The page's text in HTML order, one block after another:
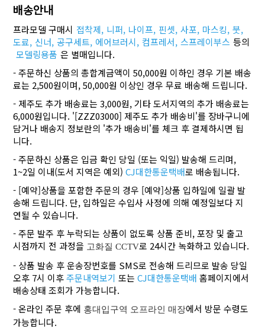
배송안내
프라모델 구매시 접착제, 니퍼, 나이프, 핀셋, 사포, 마스킹, 붓,
도료, 신너, 공구세트, 에어브러시, 컴프레서, 스프레이부스 등의
모델링용품 은 별매입니다.
- 주문하신 상품의 총합계금액이 50,000원 이하인 경우 기본 배송
료는 2,500원이며, 50,000원 이상인 경우 무료 배송해 드립니다.
- 제주도 추가 배송료는 3,000원, 기타 도서지역의 추가 배송료는
6,000원입니다. '[ZZZ03000] 제주도 추가 배송비'를 장바구니에
담거나 배송지 정보란의 '추가 배송비'를 체크 후 결제하시면 됩
니다.
- 주문하신 상품은 입금 확인 당일 (또는 익일) 발송해 드리며,
1~2일 이내(도서 지역은 예외)CJ대한통운택배로 배송됩니다.
- [예약]상품을 포함한 주문의 경우 [예약]상품 입하일에 일괄 발
송해 드립니다. 단, 입하일은 수입사 사정에 의해 예정일보다 지
연될 수 있습니다.
- 주문 발주 후 누락되는 상품이 없도록 상품 준비, 포장 및 출고
시점까지 전 과정을 고화질 CCTV로 24시간 녹화하고 있습니다.
- 상품 발송 후 운송장번호를 SMS로 전송해 드리므로 발송 당일
오후 7시 이후주문내역보기 또는CJ대한통운택배 홈페이지에서
배송상태 조회가 가능합니다.
- 온라인 주문 후에 홍대입구역 오프라인 매장에서 방문 수령도
가능합니다.